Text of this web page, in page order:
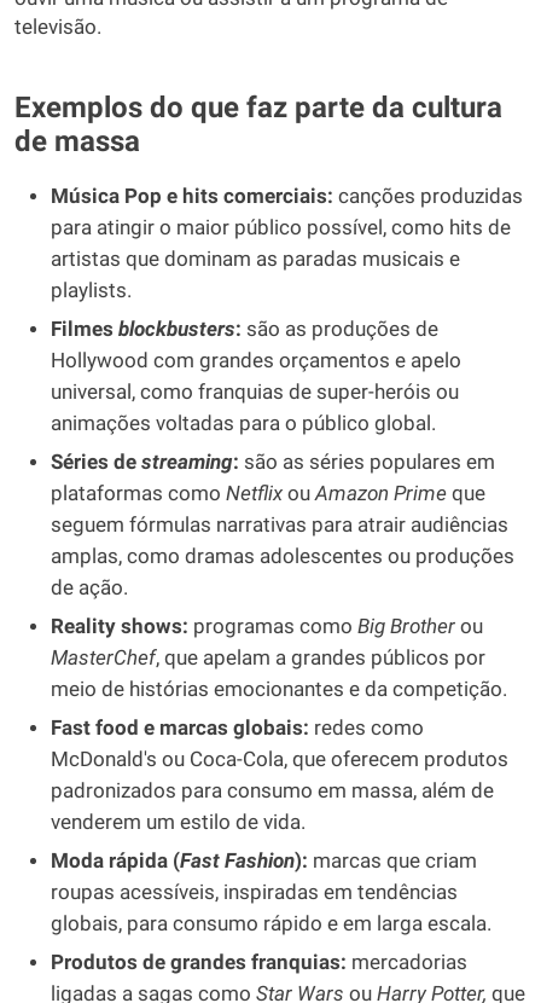
televisão.
Exemplos do que faz parte da cultura
de massa
Música Pop e hits comerciais: canções produzidas
para atingir o maior público possível, como hits de
artistas que dominam as paradas musicais e
playlists.
Filmes blockbusters: são as produções de
Hollywood com grandes orçamentos e apelo
universal, como franquias de super-heróis ou
animações voltadas para o público global.
Séries de streaming: são as séries populares em
plataformas como Netflix ouAmazon Prime que
seguem fórmulas narrativas para atrair audiências
amplas, como dramas adolescentes ou produções
de ação.
Reality shows: programas como Big Brother ou
MasterChef, que apelam a grandes públicos por
meio de histórias emocionantes e da competição.
Fast food e marcas globais: redes como
McDonald's ou Coca-Cola, que oferecem produtos
padronizados para consumo em massa, além de
venderem um estilo de vida.
Moda rápida (Fast Fashion): marcas que criam
roupas acessíveis, inspiradas em tendências
globais, para consumo rápido e em larga escala.
Produtos de grandes franquias: mercadorias
ligadas a sagas como Star Wars ou Harry Potter, que